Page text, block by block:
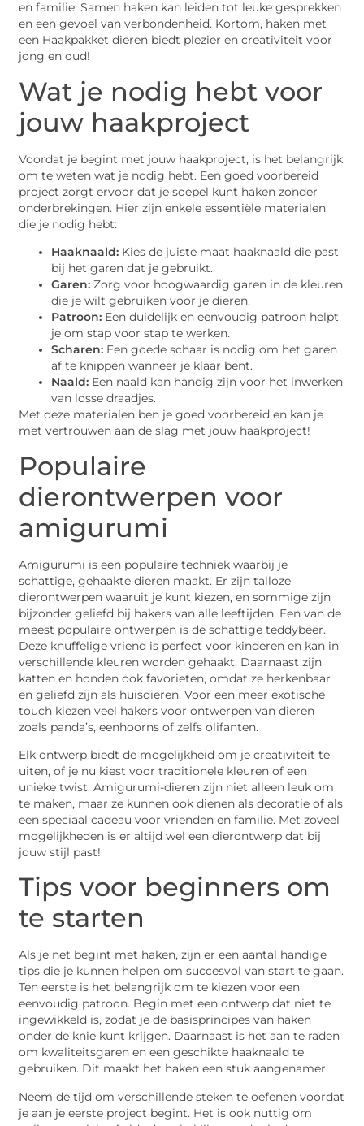
en familie. Samen haken kan leiden tot leuke gesprekken
en een gevoel van verbondenheid. Kortom, haken met
een Haakpakket dieren biedt plezier en creativiteit voor
jong en oud!
Wat je nodig hebt voor
jouw haakproject
Voordat je begint met jouw haakproject, is het belangrijk
om te weten wat je nodig hebt. Een goed voorbereid
project zorgt ervoor dat je soepel kunt haken zonder
onderbrekingen. Hier zijn enkele essentiële materialen
die je nodig hebt:
Haaknaald: Kies de juiste maat haaknaald die past
bij het garen dat je gebruikt.
Garen: Zorg voor hoogwaardig garen in de kleuren
die je wilt gebruiken voor je dieren.
Patroon: Een duidelijk en eenvoudig patroon helpt
je om stap voor stap te werken.
Scharen: Een goede schaar is nodig om het garen
af te knippen wanneer je klaar bent.
Naald: Een naald kan handig zijn voor het inwerken
van losse draadjes.
Met deze materialen ben je goed voorbereid en kan je
met vertrouwen aan de slag met jouw haakproject!
Populaire
dierontwerpen voor
amigurumi
Amigurumi is een populaire techniek waarbij je
schattige, gehaakte dieren maakt. Er zijn talloze
dierontwerpen waaruit je kunt kiezen, en sommige zijn
bijzonder geliefd bij hakers van alle leeftijden. Een van de
meest populaire ontwerpen is de schattige teddybeer.
Deze knuffelige vriend is perfect voor kinderen en kan in
verschillende kleuren worden gehaakt. Daarnaast zijn
katten en honden ook favorieten, omdat ze herkenbaar
en geliefd zijn als huisdieren. Voor een meer exotische
touch kiezen veel hakers voor ontwerpen van dieren
zoals panda’s, eenhoorns of zelfs olifanten.
Elk ontwerp biedt de mogelijkheid om je creativiteit te
uiten, of je nu kiest voor traditionele kleuren of een
unieke twist. Amigurumi-dieren zijn niet alleen leuk om
te maken, maar ze kunnen ook dienen als decoratie of als
een speciaal cadeau voor vrienden en familie. Met zoveel
mogelijkheden is er altijd wel een dierontwerp dat bij
jouw stijl past!
Tips voor beginners om
te starten
Als je net begint met haken, zijn er een aantal handige
tips die je kunnen helpen om succesvol van start te gaan.
Ten eerste is het belangrijk om te kiezen voor een
eenvoudig patroon. Begin met een ontwerp dat niet te
ingewikkeld is, zodat je de basisprincipes van haken
onder de knie kunt krijgen. Daarnaast is het aan te raden
om kwaliteitsgaren en een geschikte haaknaald te
gebruiken. Dit maakt het haken een stuk aangenamer.
Neem de tijd om verschillende steken te oefenen voordat
je aan je eerste project begint. Het is ook nuttig om